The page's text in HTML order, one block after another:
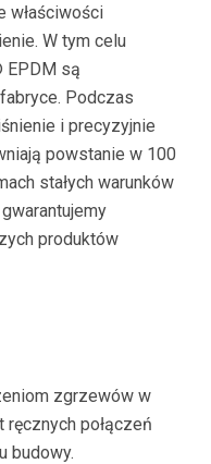
właściwości
W tym celu
EPDM są
Podczas
i precyzyjnie
powstanie w 100
stałych warunków
produktów
zgrzewów w
ręcznych połączeń
budowy.